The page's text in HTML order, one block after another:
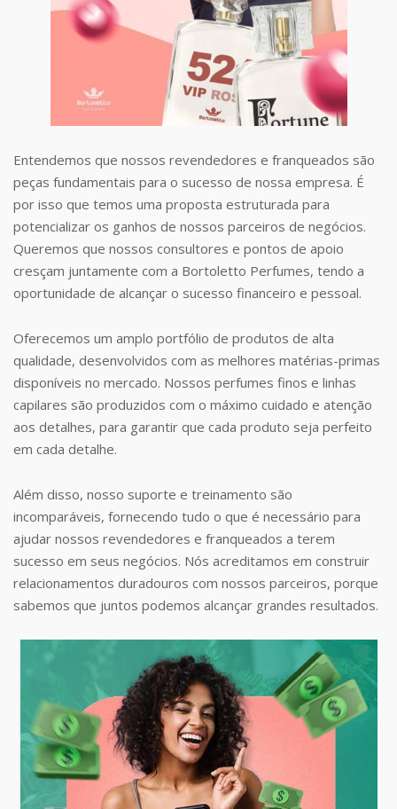
Entendemos que nossos revendedores e franqueados são
peças fundamentais para o sucesso de nossa empresa. É
por isso que temos uma proposta estruturada para
potencializar os ganhos de nossos parceiros de negócios.
Queremos que nossos consultores e pontos de apoio
cresçam juntamente com a Bortoletto Perfumes, tendo a
oportunidade de alcançar o sucesso financeiro e pessoal.
Oferecemos um amplo portfólio de produtos de alta
qualidade, desenvolvidos com as melhores matérias-primas
disponíveis no mercado. Nossos perfumes finos e linhas
capilares são produzidos com o máximo cuidado e atenção
aos detalhes, para garantir que cada produto seja perfeito
em cada detalhe.
Além disso, nosso suporte e treinamento são
incomparáveis, fornecendo tudo o que é necessário para
ajudar nossos revendedores e franqueados a terem
sucesso em seus negócios. Nós acreditamos em construir
relacionamentos duradouros com nossos parceiros, porque
sabemos que juntos podemos alcançar grandes resultados.